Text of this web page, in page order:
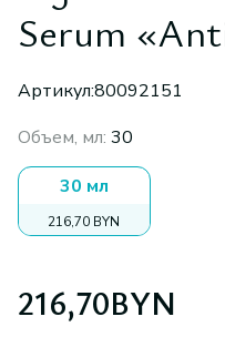
Serum
Артикул:80092151
Объем, мл: 30
30 мл
216,70 BYN
216,70BYN